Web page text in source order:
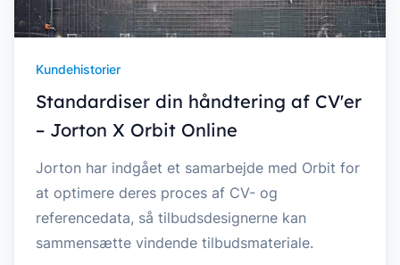
Kundehistorier
Standardiser din håndtering af CV'er
– Jorton X Orbit Online
Jorton har indgået et samarbejde med Orbit for
at optimere deres proces af CV- og
referencedata, så tilbudsdesignerne kan
sammensætte vindende tilbudsmateriale.